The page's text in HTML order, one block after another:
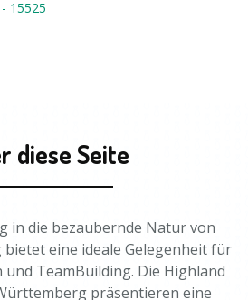
- 15525
diese Seite
in die bezaubernde Natur von
eine ideale Gelegenheit für
TeamBuilding. Die Highland
präsentieren eine